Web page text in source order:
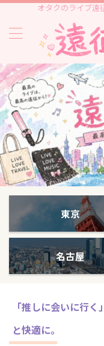
オタクのライブ遠
東京
名古屋
「推しに会いに行
と快適に。